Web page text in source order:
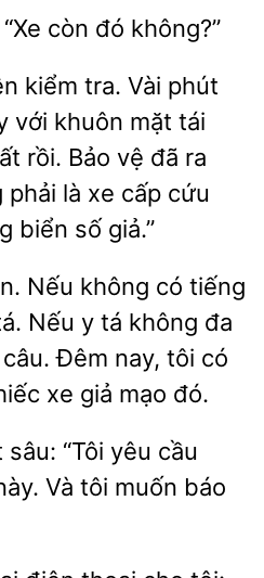
“Xe còn không?”
Vài phút
với khuôn mặt tái
rồi. Bảo vệ đã ra
là xe cấp
biển số giả.”
không có tiếng
Nếu y tá không đa
Đêm nay, tôi có
xe giả mạo đó.
sâu: “Tôi yêu cầu
tôi muốn báo